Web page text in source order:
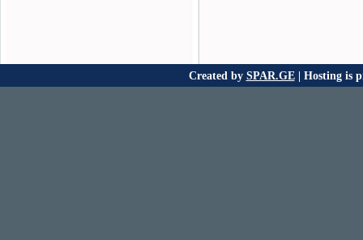
Created by SPAR.GE| Hosting is